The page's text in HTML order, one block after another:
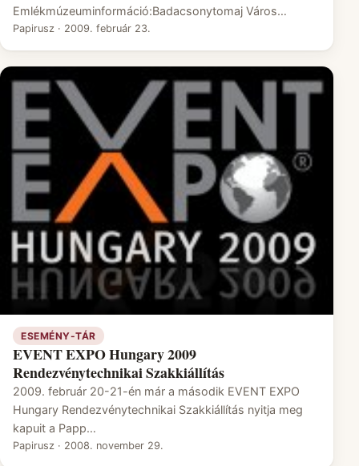
Emlékmúzeuminformáció:Badacsonytomaj Város…
Papirusz · 2009. február 23.
ESEMÉNY-TÁR
EVENT EXPO Hungary 2009
Rendezvénytechnikai Szakkiállítás
2009. február 20-21-én már a második EVENT EXPO
Hungary Rendezvénytechnikai Szakkiállítás nyitja meg
kapuit a Papp…
Papirusz · 2008. november 29.